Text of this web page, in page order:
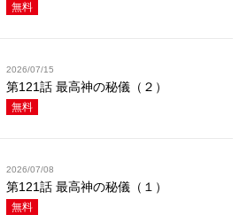
無料
2026/07/15
第121話 最高神の秘儀（２）
無料
2026/07/08
第121話 最高神の秘儀（１）
無料